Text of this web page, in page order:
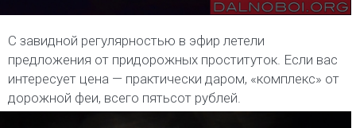
С завидной регулярностью в эфир летели
предложения от придорожных проституток. Если вас
интересует цена — практически даром, «комплекс» от
дорожной феи, всего пятьсот рублей.